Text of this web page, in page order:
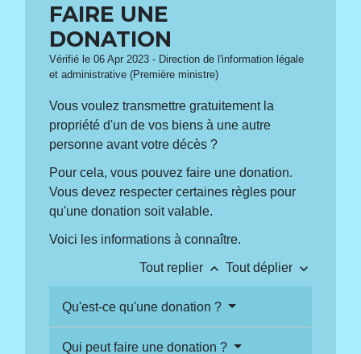
FAIRE UNE
DONATION
Vérifié le 06 Apr 2023 - Direction de l'information légale
et administrative (Première ministre)
Vous voulez transmettre gratuitement la
propriété d'un de vos biens à une autre
personne avant votre décès ?
Pour cela, vous pouvez faire une donation.
Vous devez respecter certaines règles pour
qu'une donation soit valable.
Voici les informations à connaître.
Tout replier keyboard_arrow_up Tout déplier keyboard_arrow_down
Qu'est-ce qu'une donation ?
Qui peut faire une donation ?